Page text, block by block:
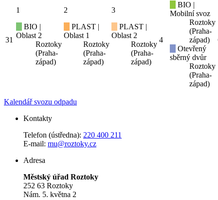
31
1
BIO |
Oblast 2
Roztoky
(Praha-
západ)
2
PLAST |
Oblast 1
Roztoky
(Praha-
západ)
3
PLAST |
Oblast 2
Roztoky
(Praha-
západ)
4
BIO |
Mobilní svoz
Roztoky
(Praha-
západ)
Otevřený
sběrný dvůr
Roztoky
(Praha-
západ)
Kalendář svozu odpadu
Kontakty
Telefon (ústředna): 220 400 211
E-mail: mu@roztoky.cz
Adresa
Městský úřad Roztoky
252 63 Roztoky
Nám. 5. května 2